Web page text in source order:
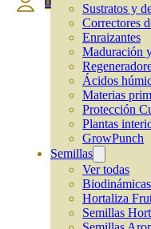
Sustratos y
Correctores
Enraizantes
Maduración
Ácidos
Materias
Protección
Plantas
GrowPunch
Semillas
Ver todas
Hortaliza
Semillas